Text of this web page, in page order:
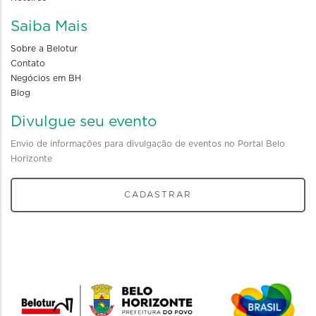
Saiba Mais
Sobre a Belotur
Contato
Negócios em BH
Blog
Divulgue seu evento
Envio de informações para divulgação de eventos no Portal Belo
Horizonte
CADASTRAR